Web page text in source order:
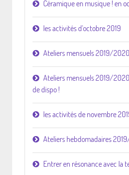
Céramique en musique ! en
les activités d'octobre 2019
Ateliers mensuels 2019/2020
Ateliers mensuels 2019/
de dispo !
les activités de novembre
Ateliers hebdomadaires
Entrer en résonance avec la